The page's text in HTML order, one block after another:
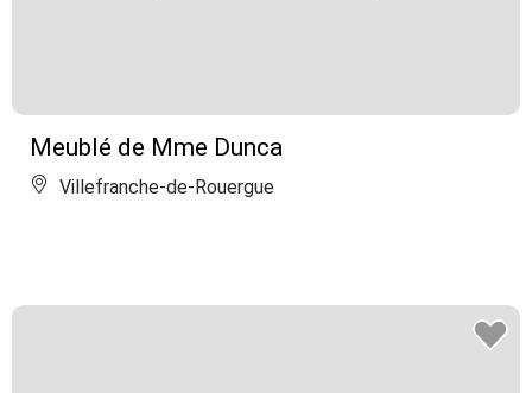
Meublé de Mme Dunca
Villefranche-de-Rouergue